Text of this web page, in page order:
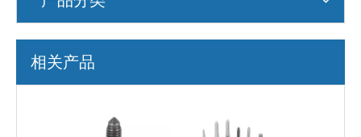
相关产品